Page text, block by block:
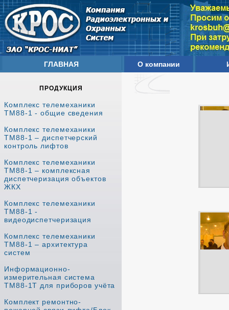
ГЛАВНАЯ
ПРОДУКЦИЯ
Комплекс телемеханики
ТМ88-1 - общие сведения
Комплекс телемеханики
ТМ88-1 – диспетчерский
контроль лифтов
Комплекс телемеханики
ТМ88-1 – комплексная
диспетчеризация объектов
ЖКХ
Комплекс телемеханики
ТМ88-1 -
видеодиспетчеризация
Комплекс телемеханики
ТМ88-1 – архитектура
систем
Информационно-
измерительная система
ТМ88-1Т для приборов учёта
Комплект ремонтно-
О компании